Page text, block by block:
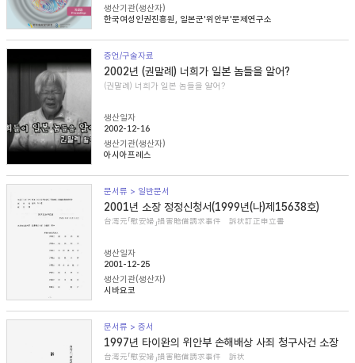
생산기관(생산자)
한국여성인권진흥원, 일본군'위안부'문제연구소
증언/구술자료
2002년 (권말례) 너희가 일본 놈들을 알어?
(권말례) 너희가 일본 놈들을 알어?
생산일자
2002-12-16
생산기관(생산자)
아시아프레스
문서류 > 일반문서
2001년 소장 정정신청서(1999년(나)제15638호)
台湾元「慰安婦」損害賠償請求事件 訴状訂正申立書
생산일자
2001-12-25
생산기관(생산자)
시바요코
문서류 > 증서
1997년 타이완의 위안부 손해배상 사죄 청구사건 소장
台湾元「慰安婦」損害賠償請求事件 訴状